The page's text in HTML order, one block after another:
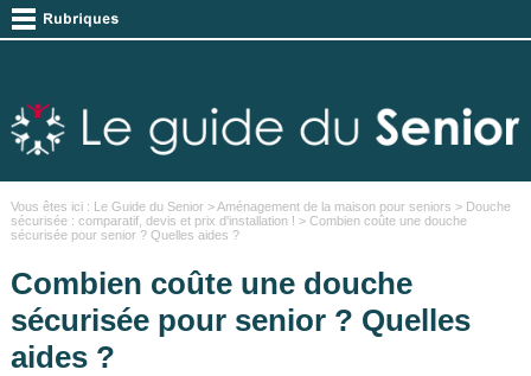
Vous êtes ici : Le Guide du Senior>Aménagement de la maison pour seniors > Douche
sécurisée : comparatif, devis et prix d'installation ! > Combien coûte une douche
sécurisée pour senior ? Quelles aides ?
Combien coûte une douche
sécurisée pour senior ? Quelles
aides ?